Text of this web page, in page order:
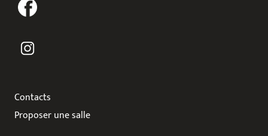
Contacts
Proposer une salle